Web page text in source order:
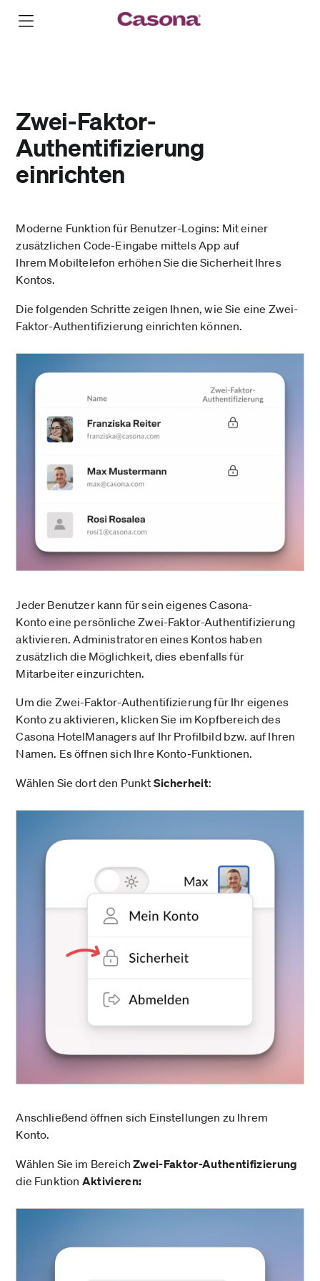
Zwei-Faktor-
Authentifizierung
einrichten
Moderne Funktion für Benutzer-Logins: Mit einer
zusätzlichen Code-Eingabe mittels App auf
Ihrem Mobiltelefon erhöhen Sie die Sicherheit Ihres
Kontos.
Die folgenden Schritte zeigen Ihnen, wie Sie eine Zwei-
Faktor-Authentifizierung einrichten können.
Jeder Benutzer kann für sein eigenes Casona-
Konto eine persönliche Zwei-Faktor-Authentifizierung
aktivieren. Administratoren eines Kontos haben
zusätzlich die Möglichkeit, dies ebenfalls für
Mitarbeiter einzurichten.
Um die Zwei-Faktor-Authentifizierung für Ihr eigenes
Konto zu aktivieren, klicken Sie im Kopfbereich des
Casona HotelManagers auf Ihr Profilbild bzw. auf Ihren
Namen. Es öffnen sich Ihre Konto-Funktionen.
Wählen Sie dort den Punkt Sicherheit:
Anschließend öffnen sich Einstellungen zu Ihrem
Konto.
Wählen Sie im BereichZwei-Faktor-Authentifizierung
die Funktion Aktivieren: